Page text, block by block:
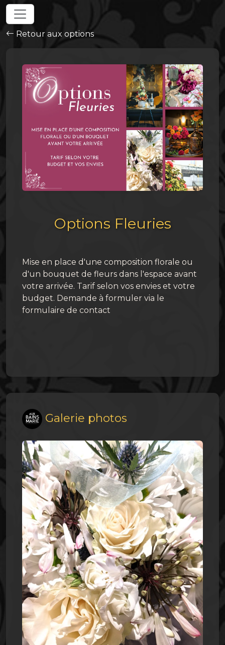
Retour aux options
Options Fleuries
Mise en place d'une composition florale ou
d'un bouquet de fleurs dans l'espace avant
votre arrivée. Tarif selon vos envies et votre
budget. Demande à formuler via le
formulaire de contact
Galerie photos